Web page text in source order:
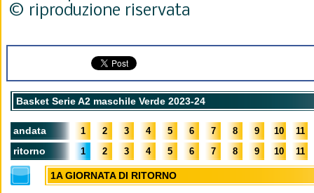
© riproduzione riservata
Basket Serie A2 maschile Verde 2023-24
andata 1 2 3 4 5 6 7 8 9 10 11
ritorno 1 2 3 4 5 6 7 8 9 10 11
1A GIORNATA DI RITORNO